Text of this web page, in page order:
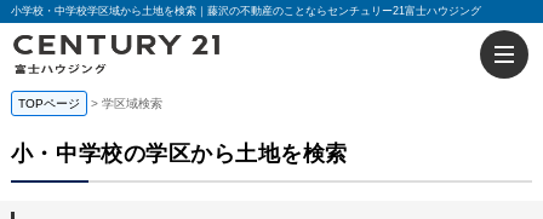
小学校・中学校学区域から土地を検索｜藤沢の不動産のことならセンチュリー21富士ハウジング
TOPページ 学区域検索
小・中学校の学区から土地を検索